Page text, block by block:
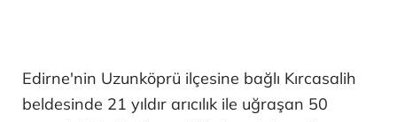
Edirne'nin Uzunköprü ilçesine bağlı Kırcasalih
beldesinde 21 yıldır arıcılık ile uğraşan 50